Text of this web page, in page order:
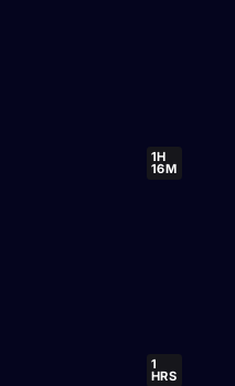
1H
16M
1
HRS